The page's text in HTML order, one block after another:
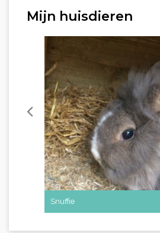
Mijn huisdieren
Snuffie